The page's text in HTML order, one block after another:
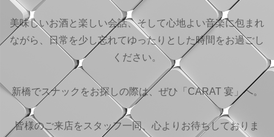
美味しいお酒と楽しい会話、そして心地よい音楽に包まれ
ながら、日常を少し忘れてゆったりとした時間をお過ごし
ください。
新橋でスナックをお探しの際は、ぜひ「CARAT 宴」へ。
皆様のご来店をスタッフ一同、心よりお待ちしておりま